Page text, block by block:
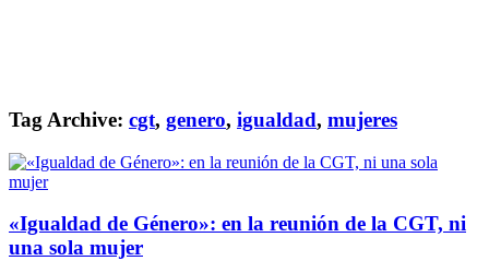
Tag Archive: cgt, genero, igualdad, mujeres
«Igualdad de Género»: en la reunión de la CGT, ni
una sola mujer